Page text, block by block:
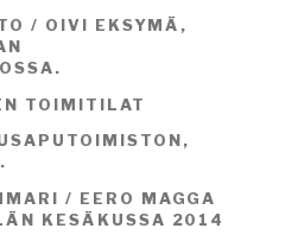
/ OIVI EKSYMÄ,
TOIMITILAT
.
/ EERO MAGGA
KESÄKUSSA 2014